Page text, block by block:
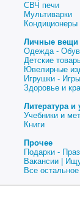
СВЧ печи
Мультиварки
Кондиционеры
Личные вещи
Одежда -
Детские
Ювелирные
Игрушки -
Здоровье и
Литература
Учебники и
Книги
Прочее
Подарки -
Вакансии |
Все остальное